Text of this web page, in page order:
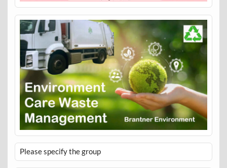
Please specify the group